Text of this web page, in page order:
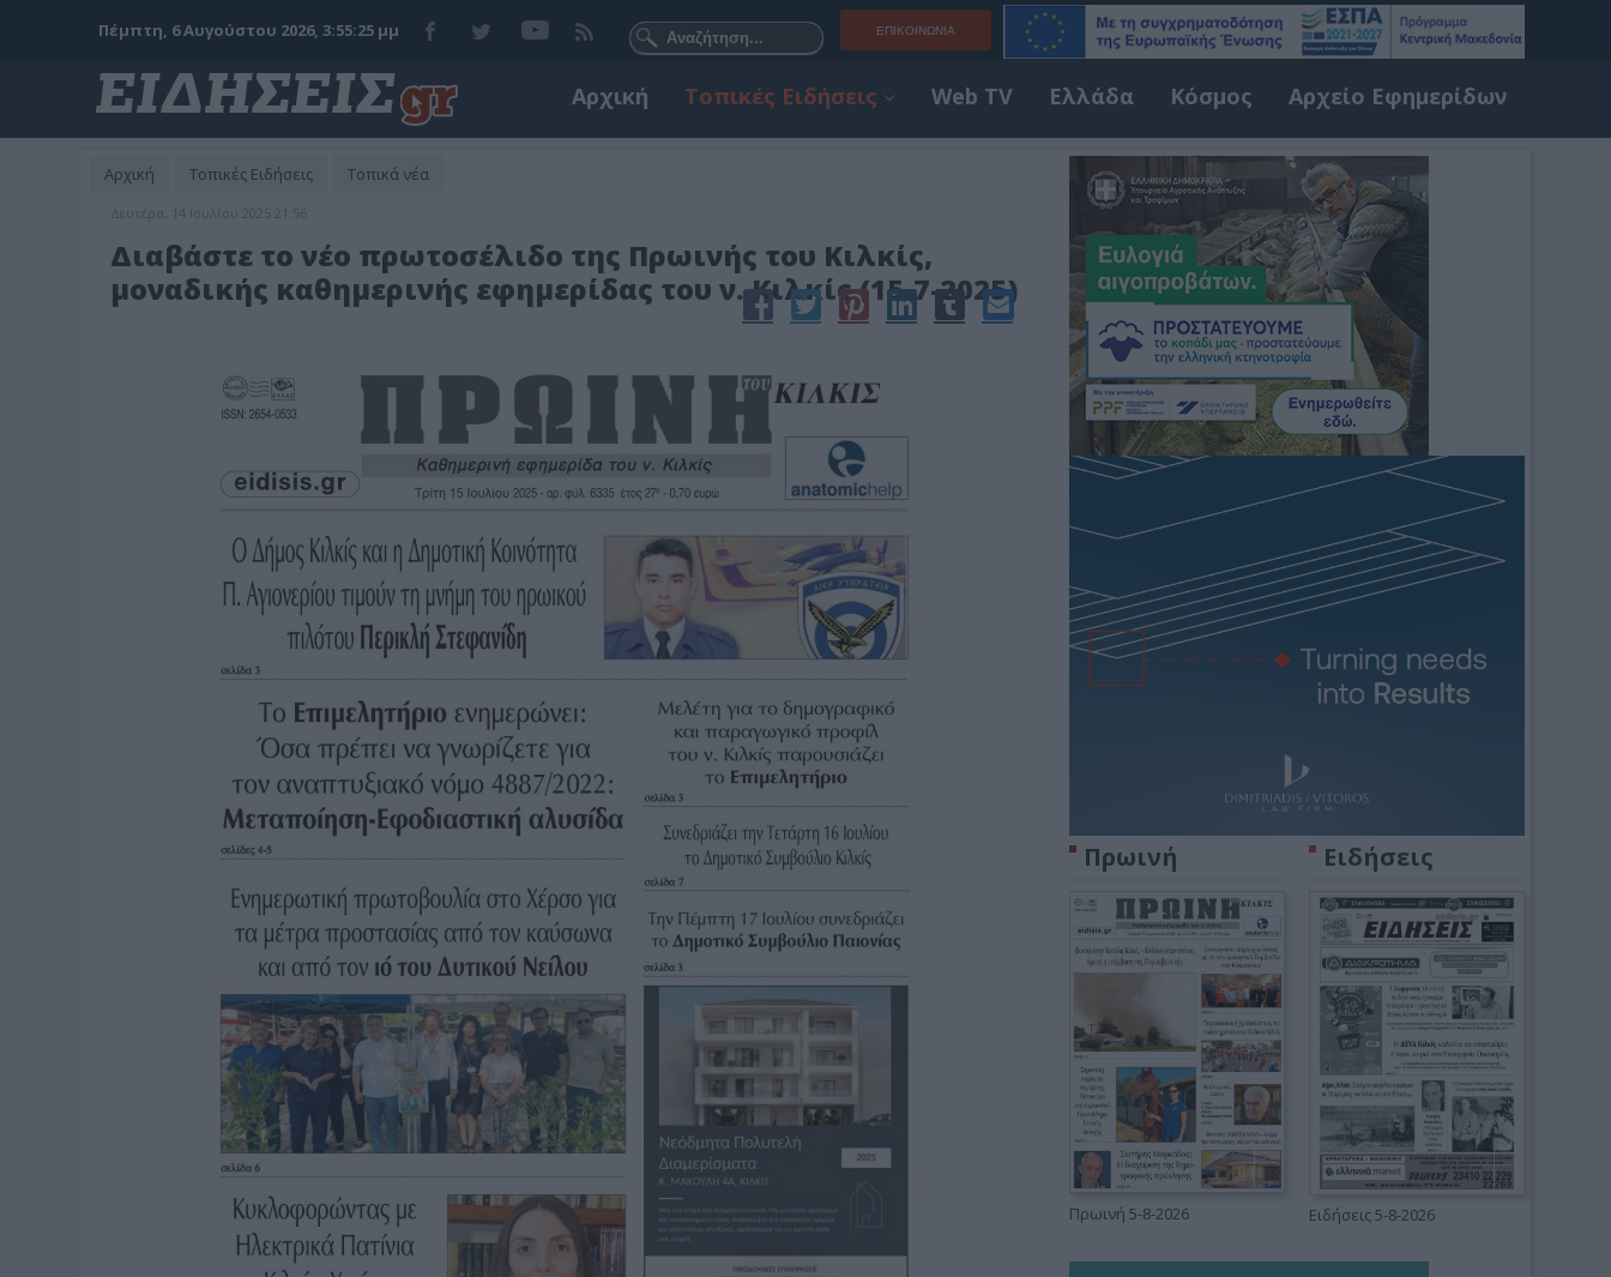
ΕΠΙΚΟΙΝΩΝΊΑ
Πέμπτη, 6 Αυγούστου 2026, 3:55:27 μμ
Αρχική Τοπικές Ειδήσεις Web TV Ελλάδα Κόσμος Αρχείο Εφημερίδων
Αρχική Τοπικές Ειδήσεις Τοπικά νέα
Δευτέρα, 14 Ιουλίου 2025 21:56
Διαβάστε το νέο πρωτοσέλιδο της Πρωινής του Κιλκίς,
μοναδικής καθημερινής εφημερίδας του ν. Κιλκίς (15-7-2025)
Πρωινή
Πρωινή 5-8-2026
Ειδήσεις
Ειδήσεις 5-8-2026